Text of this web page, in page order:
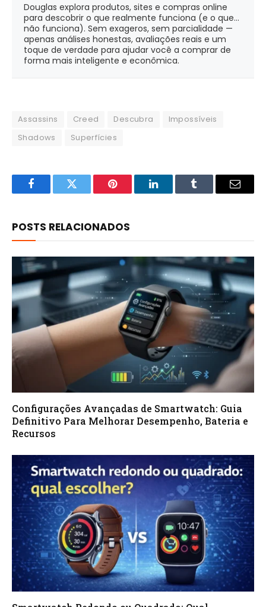
Douglas explora produtos, sites e compras online
para descobrir o que realmente funciona (e o que...
não funciona). Sem exageros, sem parcialidade —
apenas análises honestas, avaliações reais e um
toque de verdade para ajudar você a comprar de
forma mais inteligente e econômica.
Assassins Creed Descubra
Impossíveis
Shadows
Superfícies
FacebookTwitter Pinterest LinkedInTumblr Email
POSTS RELACIONADOS
Configurações Avançadas de Smartwatch: Guia
Definitivo Para Melhorar Desempenho, Bateria e
Recursos